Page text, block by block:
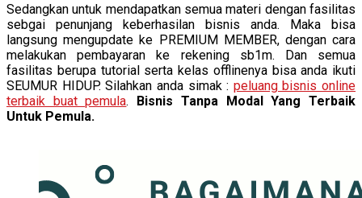
Sedangkan untuk mendapatkan semua materi dengan fasilitas
sebgai penunjang keberhasilan bisnis anda. Maka bisa
langsung mengupdate ke PREMIUM MEMBER, dengan cara
melakukan pembayaran ke rekening sb1m. Dan semua
fasilitas berupa tutorial serta kelas offlinenya bisa anda ikuti
SEUMUR HIDUP. Silahkan anda simak : peluang bisnis online
terbaik buat pemula. Bisnis Tanpa Modal Yang Terbaik
Untuk Pemula.